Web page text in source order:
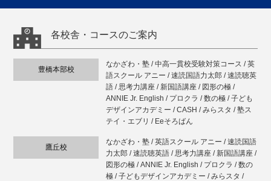
各校舎・コースのご案内
豊橋本部校
なかざわ・塾 / 中高一貫校受験対策コース / 英
語スクール アニー / 速読国語力太郎 / 速読聴英
語 / 思考力講座 / 新国語講座 / 図形の極 /
ANNIE Jr. English / プロクラ / 数の極 / 子ども
デザインアカデミー / CASH / みらスタ / 塾ス
テイ・エブリ / Eeそろばん
鷹丘校
なかざわ・塾 / 英語スクール アニー / 速読国語
力太郎 / 速読聴英語 / 思考力講座 / 新国語講座 /
図形の極 / ANNIE Jr. English / プロクラ / 数の
極 / 子どもデザインアカデミー / みらスタ /